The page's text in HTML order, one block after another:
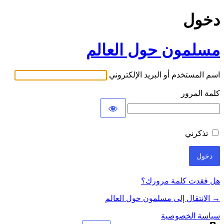
دخول
مسلمون حول العالم
اسم المستخدم أو البريد الإلكتروني
كلمة المرور
تذكرني
هل فقدت كلمة مرورك؟
→ الانتقال إلى مسلمون حول العالم
سياسة الخصوصية